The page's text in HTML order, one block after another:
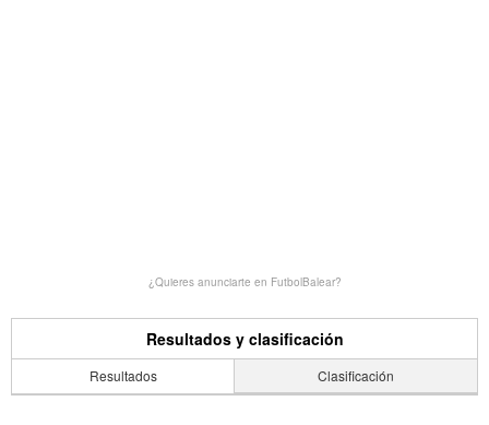
¿Quieres anunciarte en FutbolBalear?
Resultados y clasificación
Resultados Clasificación